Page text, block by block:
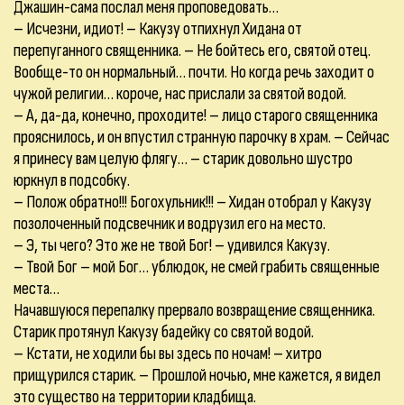
Джашин-сама послал меня проповедовать…
– Исчезни, идиот! – Какузу отпихнул Хидана от
перепуганного священника. – Не бойтесь его, святой отец.
Вообще-то он нормальный… почти. Но когда речь заходит о
чужой религии… короче, нас прислали за святой водой.
– А, да-да, конечно, проходите! – лицо старого священника
прояснилось, и он впустил странную парочку в храм. – Сейчас
я принесу вам целую флягу… – старик довольно шустро
юркнул в подсобку.
– Полож обратно!!! Богохульник!!! – Хидан отобрал у Какузу
позолоченный подсвечник и водрузил его на место.
– Э, ты чего? Это же не твой Бог! – удивился Какузу.
– Твой Бог – мой Бог… ублюдок, не смей грабить священные
места…
Начавшуюся перепалку прервало возвращение священника.
Старик протянул Какузу бадейку со святой водой.
– Кстати, не ходили бы вы здесь по ночам! – хитро
прищурился старик. – Прошлой ночью, мне кажется, я видел
это существо на территории кладбища.